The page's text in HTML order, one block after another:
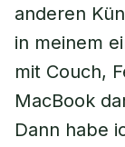
anderen
in meinem
mit Couch,
MacBook
Dann habe